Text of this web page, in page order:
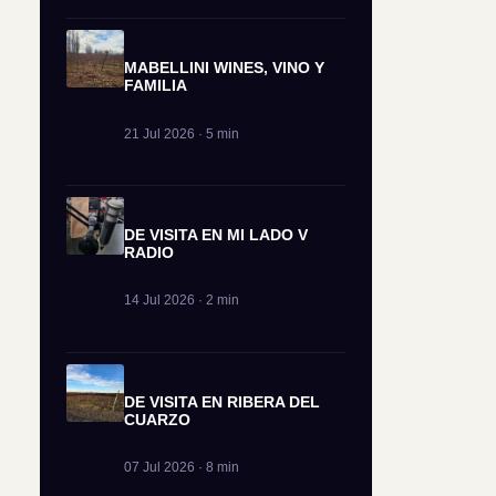
MABELLINI WINES, VINO Y
FAMILIA
21 Jul 2026 · 5 min
DE VISITA EN MI LADO V
RADIO
14 Jul 2026 · 2 min
DE VISITA EN RIBERA DEL
CUARZO
07 Jul 2026 · 8 min